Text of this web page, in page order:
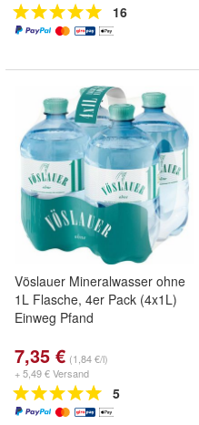
16
Vöslauer Mineralwasser ohne
1L Flasche, 4er Pack (4x1L)
Einweg Pfand
7,35 € (1,84 €/l)
+ 5,49 € Versand
5